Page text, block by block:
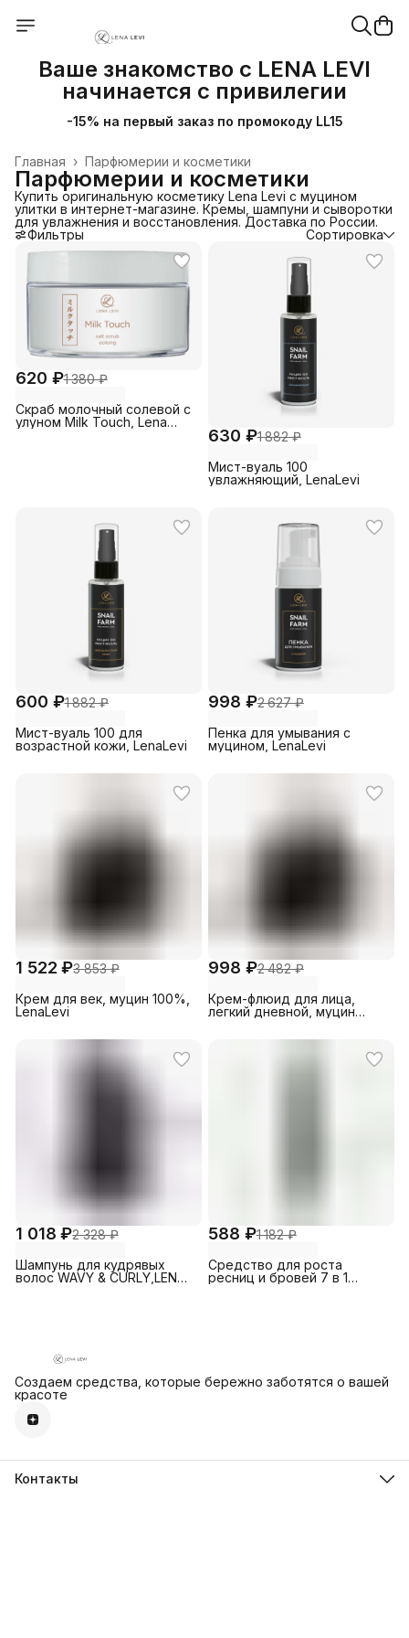
Ваше знакомство с LENA LEVI
начинается с привилегии
-15% на первый заказ по промокоду LL15
Парфюмерии и косметики
Главная ›
Парфюмерии и косметики
Купить оригинальную косметику Lena Levi с муцином
улитки в интернет-магазине. Кремы, шампуни и сыворотки
для увлажнения и восстановления. Доставка по России.
Фильтры
Сортировка
620 ₽1 380 ₽
Скраб молочный солевой с
улуном Milk Touch, Lena
630 ₽1 882 ₽
Мист-вуаль 100
увлажняющий, LenaLevi
600 ₽1 882 ₽
Мист-вуаль 100 для
возрастной кожи, LenaLevi
998 ₽2 627 ₽
Пенка для умывания с
муцином, LenaLevi
1 522 ₽3 853 ₽
Крем для век, муцин 100%,
LenaLevi
998 ₽2 482 ₽
Крем-флюид для лица,
легкий дневной, муцин
1 018 ₽2 328 ₽
Шампунь для кудрявых
волос WAVY & CURLY,LENA
588 ₽1 182 ₽
Средство для роста
ресниц и бровей 7 в 1
Создаем средства, которые бережно заботятся о вашей
красоте
Контакты